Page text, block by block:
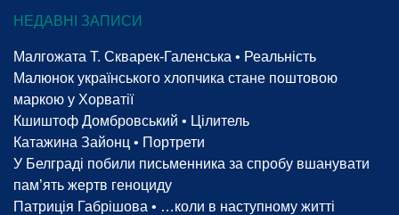
НЕДАВНІ ЗАПИСИ
Малгожата Т. Скварек-Галенська • Реальність
Малюнок українського хлопчика стане поштовою
маркою у Хорватії
Кшиштоф Домбровський • Цілитель
Катажина Зайонц • Портрети
У Белграді побили письменника за спробу вшанувати
пам’ять жертв геноциду
Патриція Габрішова • …коли в наступному житті